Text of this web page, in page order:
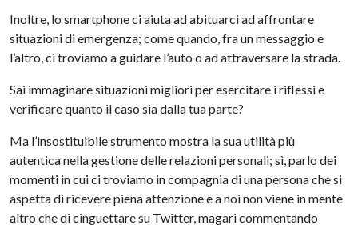
Inoltre, lo smartphone ci aiuta ad abituarci ad affrontare
situazioni di emergenza; come quando, fra un messaggio e
l’altro, ci troviamo a guidare l’auto o ad attraversare la strada.
Sai immaginare situazioni migliori per esercitare i riflessi e
verificare quanto il caso sia dalla tua parte?
Ma l’insostituibile strumento mostra la sua utilità più
autentica nella gestione delle relazioni personali; sì, parlo dei
momenti in cui ci troviamo in compagnia di una persona che si
aspetta di ricevere piena attenzione e a noi non viene in mente
altro che di cinguettare su Twitter, magari commentando